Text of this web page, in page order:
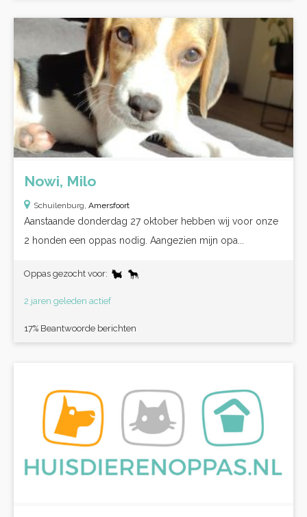
Nowi, Milo
Schuilenburg, Amersfoort
Aanstaande donderdag 27 oktober hebben wij voor onze
2 honden een oppas nodig. Aangezien mijn opa...
Oppas gezocht voor:
2 jaren geleden actief
17% Beantwoorde berichten